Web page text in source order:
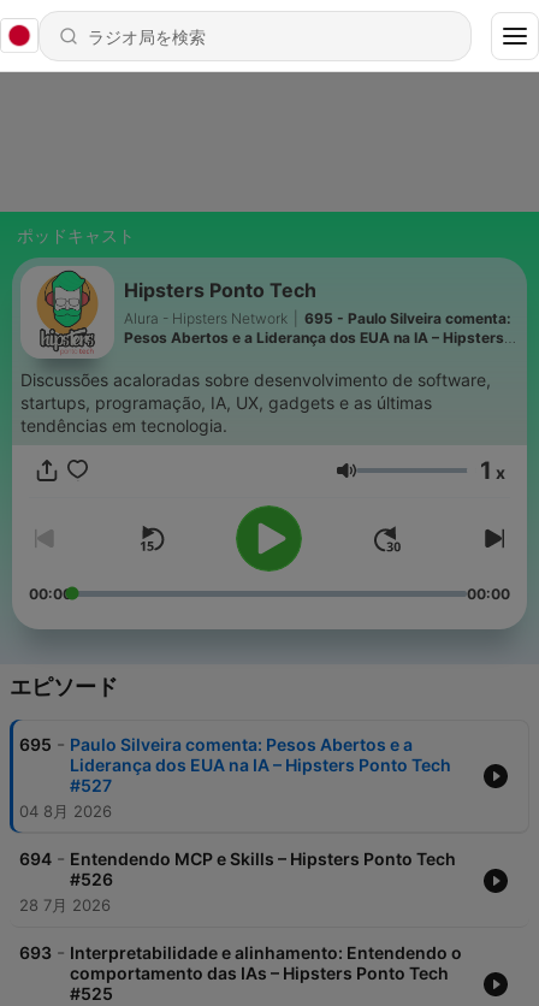
ポッドキャスト
Hipsters Ponto Tech
Alura - Hipsters Network
695 - Paulo Silveira comenta:
Pesos Abertos e a Liderança dos EUA na IA – Hipsters
Discussões acaloradas sobre desenvolvimento de software,
startups, programação, IA, UX, gadgets e as últimas
tendências em tecnologia.
音量 1 x
00:00 00:00
エピソード
695 - Paulo Silveira comenta: Pesos Abertos e a
Liderança dos EUA na IA – Hipsters Ponto Tech
#527
04 8月 2026
694 - Entendendo MCP e Skills – Hipsters Ponto Tech
#526
28 7月 2026
693 - Interpretabilidade e alinhamento: Entendendo o
comportamento das IAs – Hipsters Ponto Tech
#525